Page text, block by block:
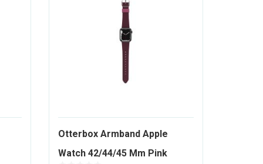
Otterbox Armband Apple
Watch 42/44/45 Mm Pink1745498-